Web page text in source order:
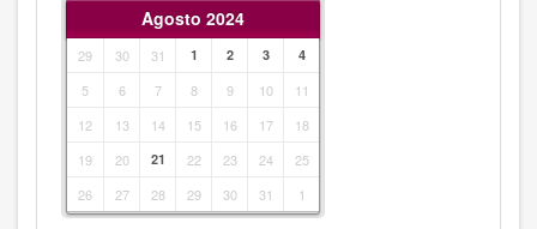
Agosto 2024
29 30 31 1 2 3 4
5 6 7 8 9 10
11
12
13 14 15 16 17
18
19
20 21 22 23 24
25
26
27 28 29 30 31 1